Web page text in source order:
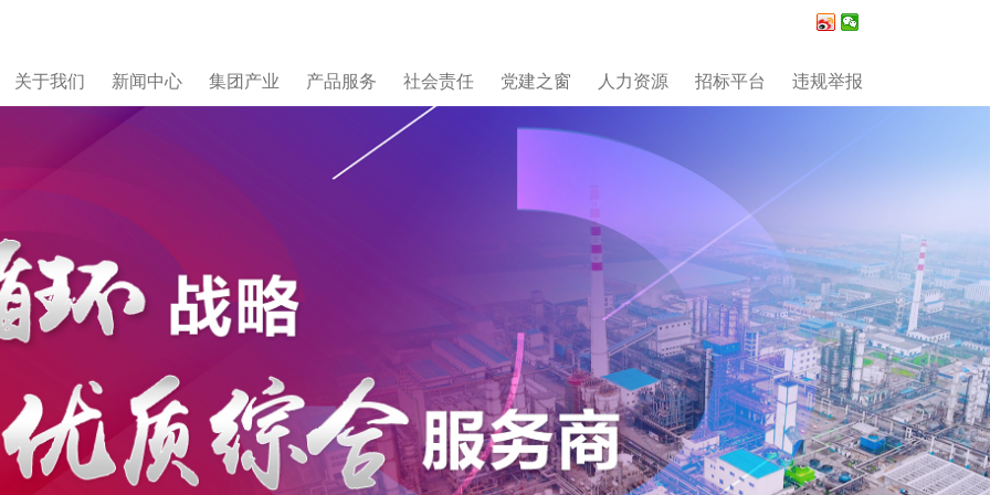
关于我们 新闻中心 集团产业 产品服务 社会责任 党建之窗 人力资源 招标平台 违规举报